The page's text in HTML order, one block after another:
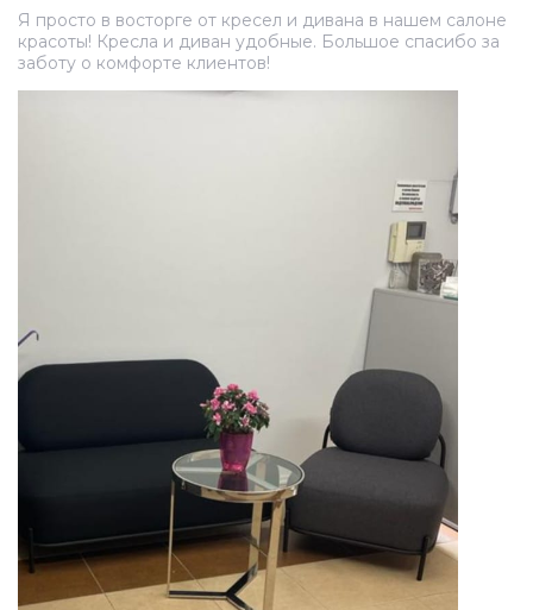
Я просто в восторге от кресел и дивана в нашем салоне
красоты! Кресла и диван удобные. Большое спасибо за
заботу о комфорте клиентов!